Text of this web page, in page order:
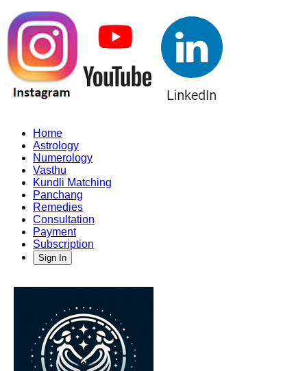
Home
Astrology
Numerology
Vasthu
Kundli Matching
Panchang
Remedies
Consultation
Payment
Subscription
Sign In